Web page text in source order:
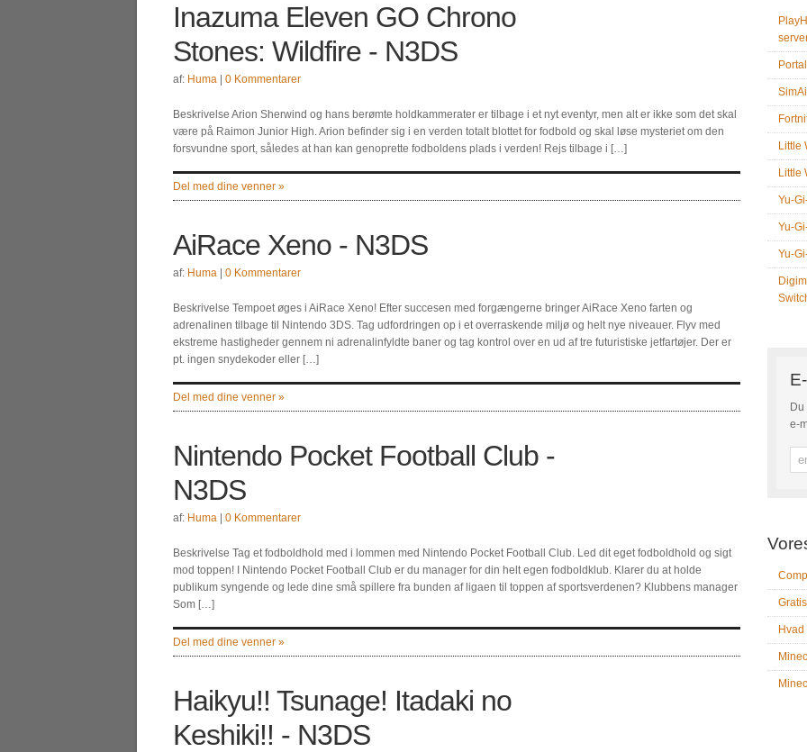
Inazuma Eleven GO Chrono
Stones: Wildfire - N3DS
af: Huma 0 Kommentarer
Beskrivelse Arion Sherwind og hans berømte holdkammerater er tilbage i et nyt eventyr, men alt er ikke som det skal
være på Raimon Junior High. Arion befinder sig i en verden totalt blottet for fodbold og skal løse mysteriet om den
forsvundne sport, således at han kan genoprette fodboldens plads i verden! Rejs tilbage i […]
Del med dine venner »
AiRace Xeno - N3DS
af: Huma 0 Kommentarer
Beskrivelse Tempoet øges i AiRace Xeno! Efter succesen med forgængerne bringer AiRace Xeno farten og
adrenalinen tilbage til Nintendo 3DS. Tag udfordringen op i et overraskende miljø og helt nye niveauer. Flyv med
ekstreme hastigheder gennem ni adrenalinfyldte baner og tag kontrol over en ud af tre futuristiske jetfartøjer. Der er
pt. ingen snydekoder eller […]
Del med dine venner »
Nintendo Pocket Football Club -
N3DS
af: Huma 0 Kommentarer
Beskrivelse Tag et fodboldhold med i lommen med Nintendo Pocket Football Club. Led dit eget fodboldhold og sigt
mod toppen! I Nintendo Pocket Football Club er du manager for din helt egen fodboldklub. Klarer du at holde
publikum syngende og lede dine små spillere fra bunden af ligaen til toppen af sportsverdenen? Klubbens manager
Som […]
Del med dine venner »
Haikyu!! Tsunage! Itadaki no
Keshiki!! - N3DS
Little
Little
Yu-
Yu-
Yu-
e-
Hvad